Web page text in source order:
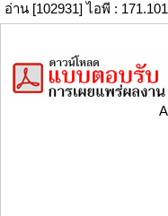
อ่าน [102931] ไอพี :